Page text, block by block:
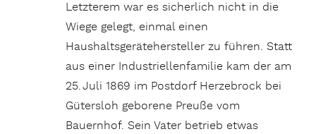
Letzterem war es sicherlich nicht in die
Wiege gelegt, einmal einen
Haushaltsgerätehersteller zu führen. Statt
aus einer In­du­stri­el­len­fa­mi­lie kam der am
25. Juli 1869 im Postdorf Herzebrock bei
Gütersloh geborene Preuße vom
Bauernhof. Sein Vater betrieb etwas